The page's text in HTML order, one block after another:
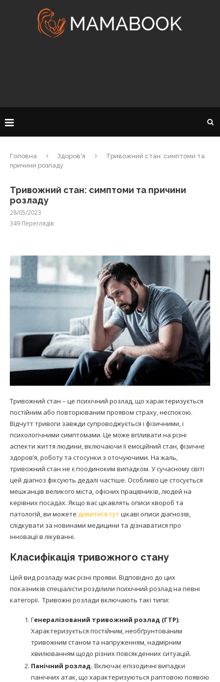
Головна Здоров'я
Тривожний стан: симптоми та
причини розладу
Тривожний стан: симптоми та причини
розладу
28/05/2023
349 Переглядів
Тривожний стан – це психічний розлад, що характеризується
постійним або повторюваним проявом страху, неспокою.
Відчутт тривоги завжди супроводжується і фізичними, і
психологічними симптомами. Це може впливати на різні
аспекти життя людини, включаючи її емоційний стан, фізичне
здоров’я, роботу та стосунки з оточуючими. На жаль,
тривожний стан не є поодиноким випадком. У сучасному світі
цей діагноз фіксують дедалі частіше. Особливо це стосується
мешканців великого міста, офісних працівників, людей на
керівних посадах. Якщо вас цікавлять описи хвороб та
патологій, ви можете дивитися тутцікаві описи діагнозів,
слідкувати за новинами медицини та дізнаватися про
інновації в лікуванні.
Класифікація тривожного стану
Цей вид розладу має різні прояви. Відповідно до цих
показників спеціалісти розділили психічний розлад на певні
категорії. Тривожні розлади включають такі типи:
Генералізований тривожний розлад (ГТР).
Характеризується постійним, необґрунтованим
тривожним станом та напруженням, надмірним
хвилюванням щодо різних повсякденних ситуацій.
Панічний розлад. Включає епізодичні випадки
панічних атак, що характеризуються раптовою появою